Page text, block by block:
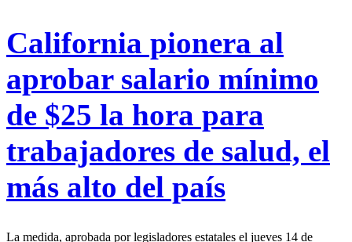
California pionera al
aprobar salario mínimo
de $25 la hora para
trabajadores de salud, el
más alto del país
La medida, aprobada por legisladores estatales el jueves 14 de